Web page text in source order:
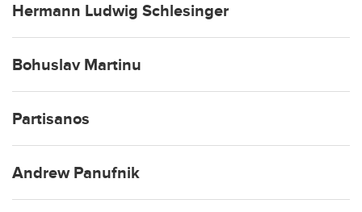
Hermann Ludwig Schlesinger
Bohuslav Martinu
Partisanos
Andrew Panufnik